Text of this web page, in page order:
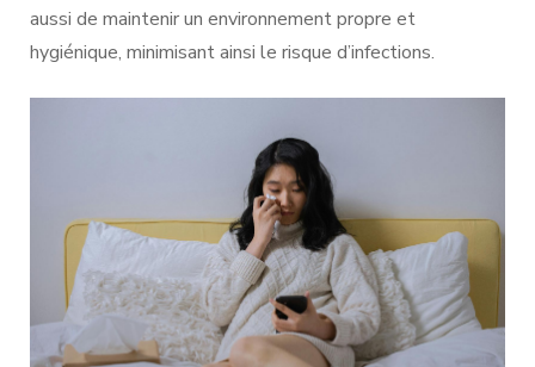
aussi de maintenir un environnement propre et
hygiénique, minimisant ainsi le risque d’infections.